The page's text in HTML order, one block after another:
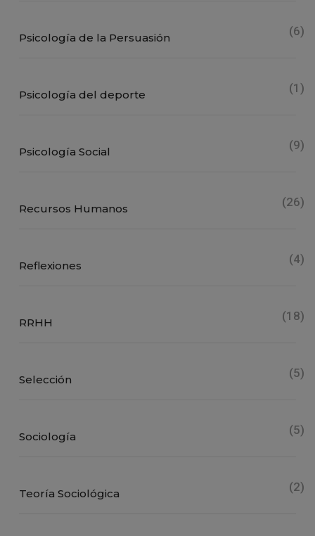
Psicología de la Persuasión (6)
Psicología del deporte (1)
Psicología Social (9)
Recursos Humanos (26)
Reflexiones (4)
RRHH (18)
Selección (5)
Sociología (5)
Teoría Sociológica (2)